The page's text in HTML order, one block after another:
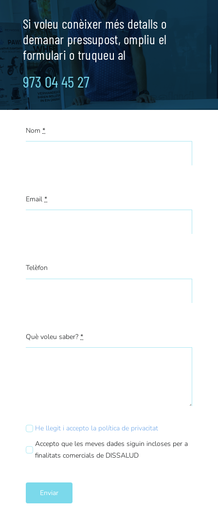
Si voleu conèixer més detalls o
demanar pressupost, ompliu el
formulari o truqueu al
973 04 45 27
Nom*
Email*
Telèfon
Què voleu saber?*
He llegit i accepto la política de privacitat
Accepto que les meves dades siguin incloses per a
finalitats comercials de DISSALUD
Enviar